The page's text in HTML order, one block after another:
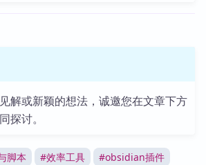
解或新颖的想法，诚邀您在文章下方
探讨。
脚本 #效率工具 #obsidian插件